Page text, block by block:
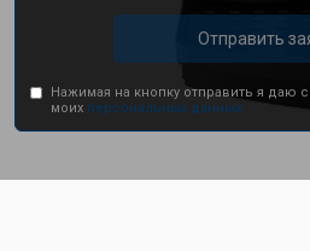
Отправить
Нажимая на кнопку отправить я даю
моих персональных данных.